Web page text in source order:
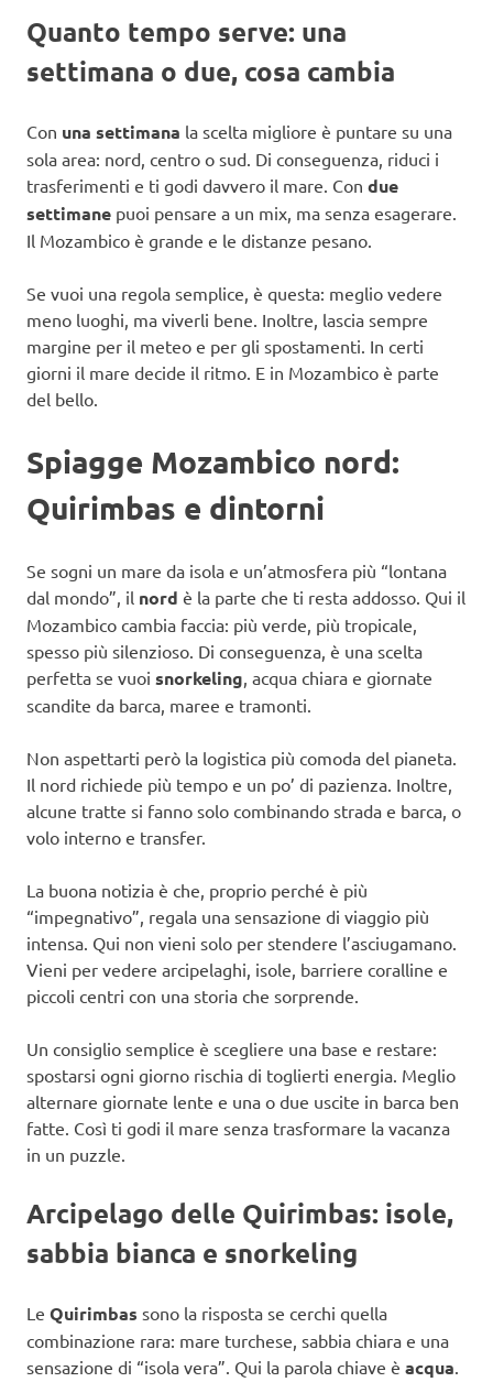
Quanto tempo serve: una
settimana o due, cosa cambia
Con una settimana la scelta migliore è puntare su una
sola area: nord, centro o sud. Di conseguenza, riduci i
trasferimenti e ti godi davvero il mare. Con due
settimane puoi pensare a un mix, ma senza esagerare.
Il Mozambico è grande e le distanze pesano.
Se vuoi una regola semplice, è questa: meglio vedere
meno luoghi, ma viverli bene. Inoltre, lascia sempre
margine per il meteo e per gli spostamenti. In certi
giorni il mare decide il ritmo. E in Mozambico è parte
del bello.
Spiagge Mozambico nord:
Quirimbas e dintorni
Se sogni un mare da isola e un’atmosfera più “lontana
dal mondo”, il nord è la parte che ti resta addosso. Qui il
Mozambico cambia faccia: più verde, più tropicale,
spesso più silenzioso. Di conseguenza, è una scelta
perfetta se vuoi snorkeling, acqua chiara e giornate
scandite da barca, maree e tramonti.
Non aspettarti però la logistica più comoda del pianeta.
Il nord richiede più tempo e un po’ di pazienza. Inoltre,
alcune tratte si fanno solo combinando strada e barca, o
volo interno e transfer.
La buona notizia è che, proprio perché è più
“impegnativo”, regala una sensazione di viaggio più
intensa. Qui non vieni solo per stendere l’asciugamano.
Vieni per vedere arcipelaghi, isole, barriere coralline e
piccoli centri con una storia che sorprende.
Un consiglio semplice è scegliere una base e restare:
spostarsi ogni giorno rischia di toglierti energia. Meglio
alternare giornate lente e una o due uscite in barca ben
fatte. Così ti godi il mare senza trasformare la vacanza
in un puzzle.
Arcipelago delle Quirimbas: isole,
sabbia bianca e snorkeling
Le Quirimbas sono la risposta se cerchi quella
combinazione rara: mare turchese, sabbia chiara e una
sensazione di “isola vera”. Qui la parola chiave è acqua.